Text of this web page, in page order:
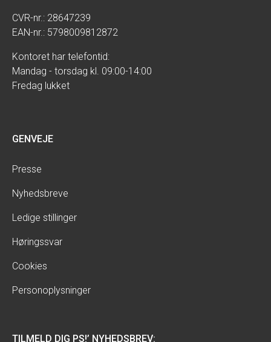
CVR-nr.: 28647239
EAN-nr.: 5798009812872
Kontoret har telefontid:
Mandag - torsdag kl. 09:00-14:00
Fredag lukket
GENVEJE
Presse
Nyhedsbreve
Ledige stillinger
Høringssvar
Cookies
Personoplysninger
TILMELD DIG PS!’ NYHEDSBREV: